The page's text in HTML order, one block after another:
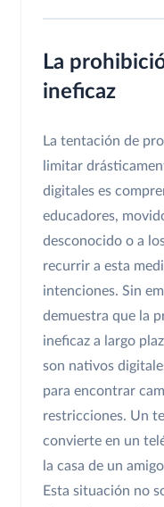
La
ineficaz
La tentación de
limitar
digitales es
educadores,
desconocido o a
recurrir a esta
intenciones. Sin
demuestra que la
ineficaz a largo
son nativos
para encontrar
restricciones. Un
convierte en un
la casa de un
Esta situación no